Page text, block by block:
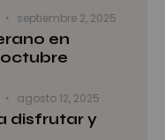
septiembre 2, 2025
en
agosto 12, 2025
disfrutar y